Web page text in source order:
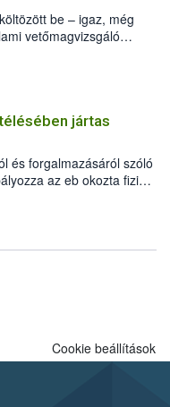
be – igaz, még
vetőmagvizsgáló
Czigler Győző által
jártas
és forgalmazásáról szóló
az eb okozta fizikai
felmerülő
eb tartását és annak
jártas szakértőt.
Cookie beállítások